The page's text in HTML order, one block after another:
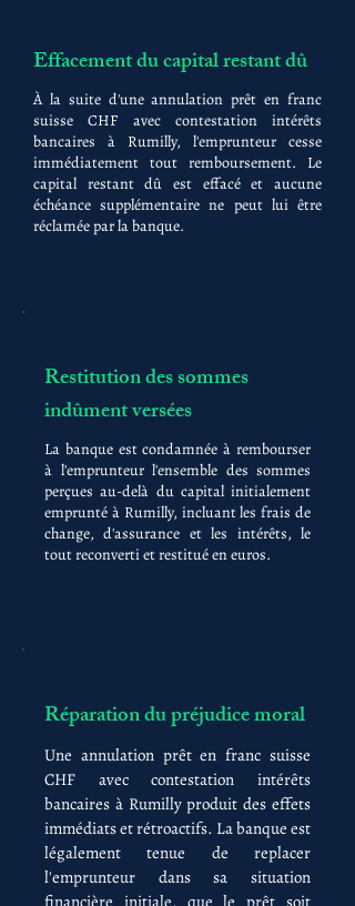
Effacement du capital restant dû
À la suite d'une annulation prêt en franc
suisse CHF avec contestation intérêts
bancaires à Rumilly, l'emprunteur cesse
immédiatement tout remboursement. Le
capital restant dû est effacé et aucune
échéance supplémentaire ne peut lui être
réclamée par la banque.
Restitution des sommes
indûment versées
La banque est condamnée à rembourser
à l'emprunteur l'ensemble des sommes
perçues au-delà du capital initialement
emprunté à Rumilly, incluant les frais de
change, d'assurance et les intérêts, le
tout reconverti et restitué en euros.
Réparation du préjudice moral
Une annulation prêt en franc suisse
CHF avec contestation intérêts
bancaires à Rumilly produit des effets
immédiats et rétroactifs. La banque est
légalement tenue de replacer
l'emprunteur dans sa situation
financière initiale, que le prêt soit